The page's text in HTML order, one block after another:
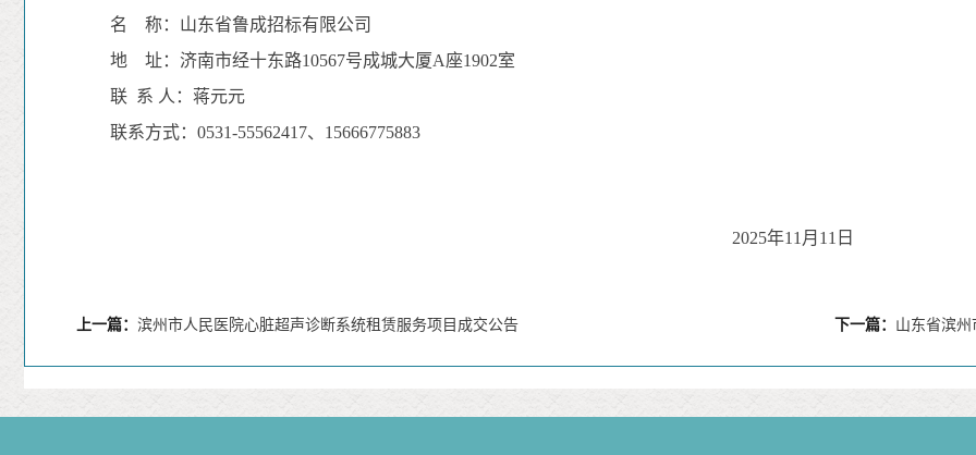
名
称：山东省鲁成招标有限公司
地
址：济南市经十东路10567号成城大厦A座1902室
联 系 人：蒋元元
联系方式：0531-55562417、15666775883
2025年11 月 11 日
上一篇： 滨州市人民医院心脏超声诊断系统租赁服务项目成交公告 下一篇： 山东省滨